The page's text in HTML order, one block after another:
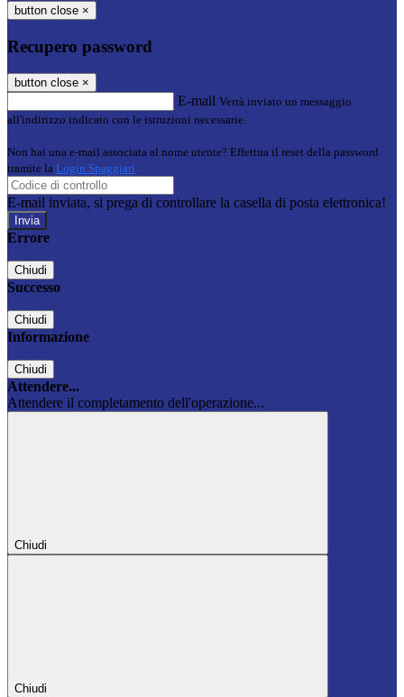
button close ×
Recupero password
button close ×
E-mail Verrà inviato un messaggio
all'indirizzo indicato con le istruzioni necessarie.
Non hai una e-mail associata al nome utente? Effettua il reset della password
tramite la Login Spaggiari
E-mail inviata, si prega di controllare la casella di posta elettronica!
Errore
Chiudi
Successo
Chiudi
Informazione
Chiudi
Attendere...
Attendere il completamento dell'operazione...
Chiudi
Chiudi